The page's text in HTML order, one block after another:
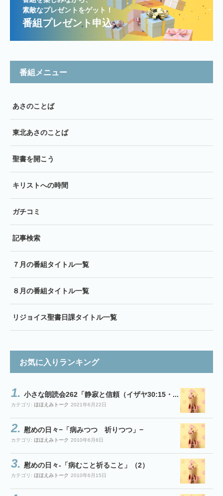
素敵なプレゼントをゲット！
番組プレゼント申込
番組メニュー
あさのことば
東北あさのことば
聖書を開こう
キリストへの時間
ガチコミ
記事検索
７月の番組タイトル一覧
８月の番組タイトル一覧
リジョイス聖書日課タイトル一覧
お気に入りランキング
小さな朗読会262「静寂と信頼（イザヤ30:15・...
カテゴリ: ほほえみトーク 2021年6月22日
慰めの日々−「病みつつ 祈りつつ」−
カテゴリ: ほほえみトーク 2010年6月8日
慰めの日々-「病むこと祈ること」（2）
カテゴリ: ほほえみトーク 2010年6月15日